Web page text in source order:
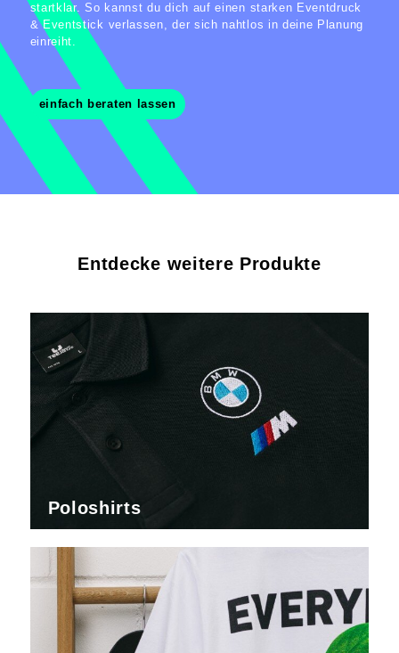
startklar. So kannst du dich auf einen starken Eventdruck
& Eventstick verlassen, der sich nahtlos in deine Planung
einreiht.
einfach beraten lassen
Entdecke weitere Produkte
Poloshirts